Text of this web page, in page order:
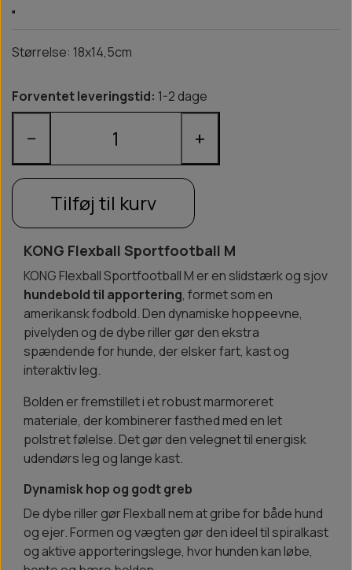
Størrelse: 18x14,5cm
Forventet leveringstid: 1-2 dage
− +
Tilføj til kurv
KONG Flexball Sportfootball M
KONG Flexball Sportfootball M er en slidstærk og sjov
hundebold til apportering, formet som en
amerikansk fodbold. Den dynamiske hoppeevne,
pivelyden og de dybe riller gør den ekstra
spændende for hunde, der elsker fart, kast og
interaktiv leg.
Bolden er fremstillet i et robust marmoreret
materiale, der kombinerer fasthed med en let
polstret følelse. Det gør den velegnet til energisk
udendørs leg og lange kast.
Dynamisk hop og godt greb
De dybe riller gør Flexball nem at gribe for både hund
og ejer. Formen og vægten gør den ideel til spiralkast
og aktive apporteringslege, hvor hunden kan løbe,